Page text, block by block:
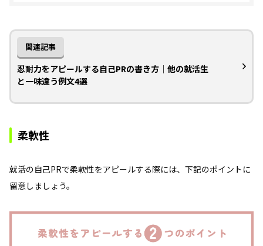
関連記事
忍耐力をアピールする自己PRの書き方｜他の就活生
と一味違う例文4選
柔軟性
就活の自己PRで柔軟性をアピールする際には、下記のポイントに
留意しましょう。